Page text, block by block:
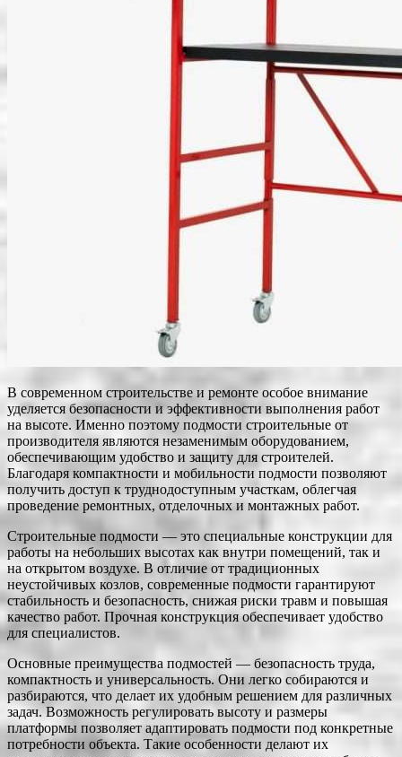
В современном строительстве и ремонте особое внимание
уделяется безопасности и эффективности выполнения работ
на высоте. Именно поэтому подмости строительные от
производителя являются незаменимым оборудованием,
обеспечивающим удобство и защиту для строителей.
Благодаря компактности и мобильности подмости позволяют
получить доступ к труднодоступным участкам, облегчая
проведение ремонтных, отделочных и монтажных работ.
Строительные подмости — это специальные конструкции для
работы на небольших высотах как внутри помещений, так и
на открытом воздухе. В отличие от традиционных
неустойчивых козлов, современные подмости гарантируют
стабильность и безопасность, снижая риски травм и повышая
качество работ. Прочная конструкция обеспечивает удобство
для специалистов.
Основные преимущества подмостей — безопасность труда,
компактность и универсальность. Они легко собираются и
разбираются, что делает их удобным решением для различных
задач. Возможность регулировать высоту и размеры
платформы позволяет адаптировать подмости под конкретные
потребности объекта. Такие особенности делают их